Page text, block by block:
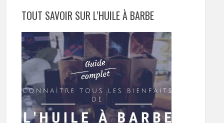
TOUT SAVOIR SUR L’HUILE À BARBE